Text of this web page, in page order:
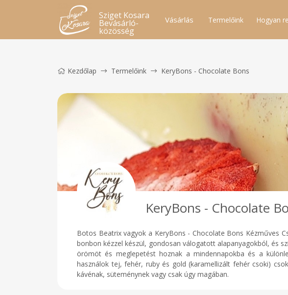
Sziget Kosara
Bevásárló-
közösség
Vásárlás Termelőink Hogyan
Kezdőlap Termelőink KeryBons - Chocolate Bons
KeryBons - Chocolate
Botos Beatrix vagyok a KeryBons - Chocolate Bons Kézműves
bonbon kézzel készül, gondosan válogatott alapanyagokból, és
örömöt és meglepetést hoznak a mindennapokba és a
használok tej, fehér, ruby és gold (karamellizált fehér csoki)
kávénak, süteménynek vagy csak úgy magában.